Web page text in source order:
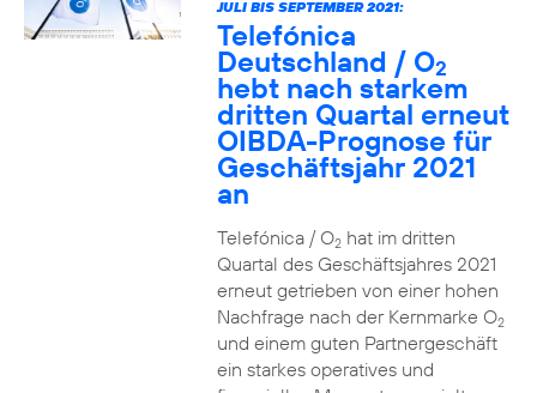
JULI BIS SEPTEMBER 2021:
Telefónica
Deutschland / O2
hebt nach starkem
dritten Quartal erneut
OIBDA-Prognose für
Geschäftsjahr 2021
an
Telefónica / O2hat im dritten
Quartal des Geschäftsjahres 2021
erneut getrieben von einer hohen
Nachfrage nach der Kernmarke O2
und einem guten Partnergeschäft
ein starkes operatives und